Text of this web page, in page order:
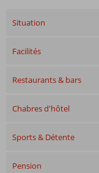
Situation
Facilités
Restaurants & bars
Chabres d'hôtel
Sports & Détente
Pension